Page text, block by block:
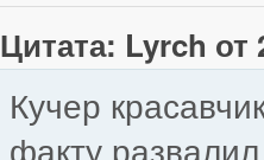
Цитата: Lyrch от
Кучер
факту